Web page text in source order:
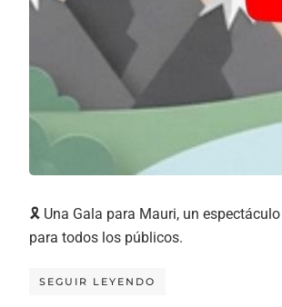
🎗️ Una Gala para Mauri, un
para todos los públicos.
SEGUIR LEYENDO